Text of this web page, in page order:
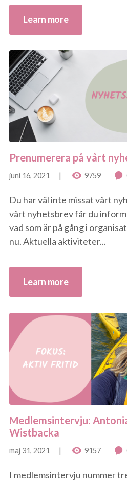
Learn more
Prenumerera på vårt
juni 16, 2021 9759
Du har väl inte missat vårt
vårt nyhetsbrev får du
vad som är på gång i
nu. Aktuella aktiviteter...
Learn more
Medlemsintervju:
Wistbacka
maj 31, 2021 9157
I medlemsintervju nummer